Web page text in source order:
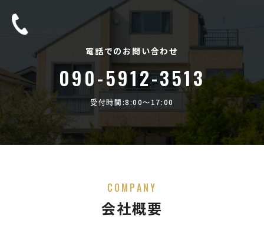
電話でのお問い合わせ
090-5912-3513
受付時間:8:00〜17:00
COMPANY
会社概要